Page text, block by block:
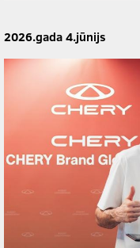
2026.gada 4.jūnijs